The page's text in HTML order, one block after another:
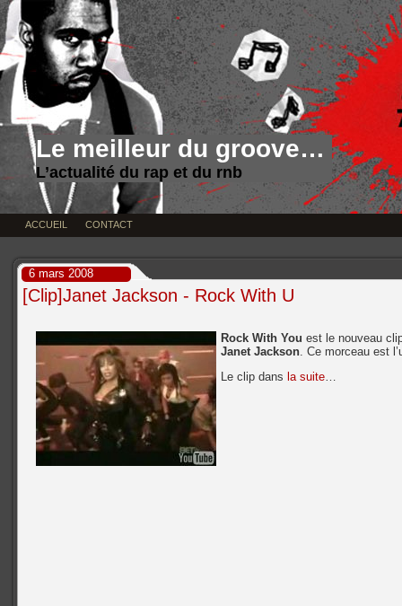
Le meilleur du groove…
L’actualité du rap et du rnb
ACCUEIL CONTACT
6 mars 2008
[Clip]Janet Jackson - Rock With U
Rock With You est le nouveau
Janet Jackson. Ce morceau est
Le clip dans la suite…